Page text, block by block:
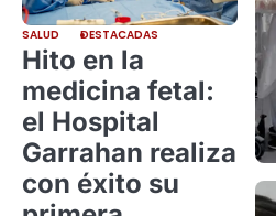
SALUD DESTACADAS
Hito en la
medicina fetal:
el Hospital
Garrahan realiza
con éxito su